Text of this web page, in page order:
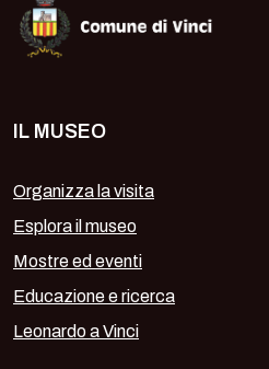
IL MUSEO
Organizza la visita
Esplora il museo
Mostre ed eventi
Educazione e ricerca
Leonardo a Vinci